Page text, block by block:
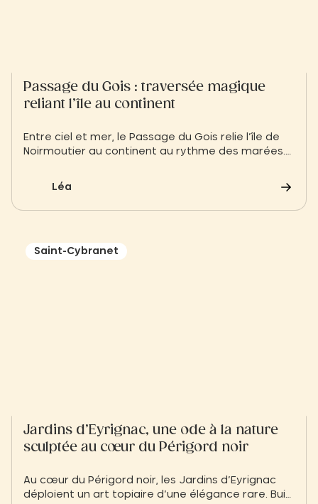
Passage du Gois : traversée magique
reliant l’île au continent
Entre ciel et mer, le Passage du Gois relie l’île de
Noirmoutier au continent au rythme des marées.
cours et la nature dévoile toute sa poésie.
Léa
Saint-Cybranet
Jardins d’Eyrignac, une ode à la nature
sculptée au cœur du Périgord noir
Au cœur du Périgord noir, les Jardins d’Eyrignac
déploient un art topiaire d’une élégance rare. Buis